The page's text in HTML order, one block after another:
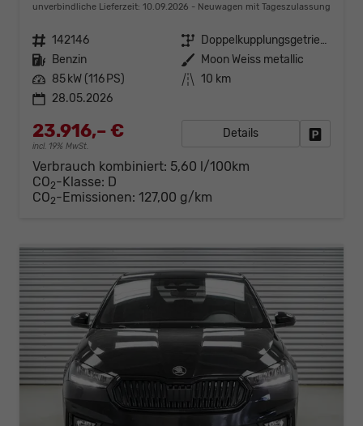
unverbindliche Lieferzeit: 10.09.2026 Neuwagen mit Tageszulassung
Fahrzeugnr. 142146 Getriebe
Doppelkupplungsgetriebe (DSG)
Kraftstoff Benzin Außenfarbe Moon Weiss metallic
Leistung 85 kW (116 PS) Kilometerstand 10 km
28.05.2026
23.916,– €
incl. 19% MwSt.
Details
Verbrauch kombiniert: 5,60 l/100km
CO2-Klasse: D
CO2-Emissionen: 127,00 g/km